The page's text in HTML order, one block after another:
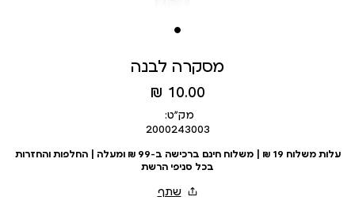
מסקרה לבנה
מחיר
מוצר
10.00 ₪
מק״ט:
2000243003
עלות משלוח 19 ₪ | משלוח חינם ברכישה ב-99 ₪ ומעלה | החלפות והחזרות
בכל סניפי הרשת